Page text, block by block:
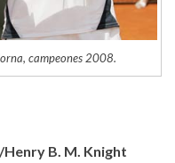
campeones 2008.
B. M. Knight